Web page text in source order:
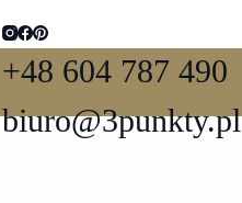
+48 604 787 490
biuro@3punkty.pl